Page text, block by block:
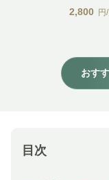
2,800 円
おす
目次